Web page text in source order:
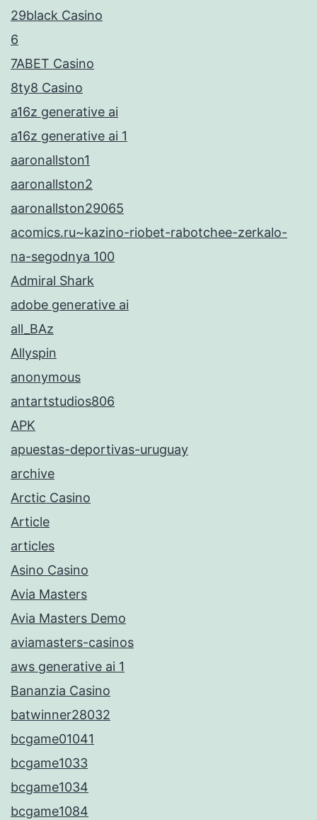
29black Casino
6
7ABET Casino
8ty8 Casino
a16z generative ai
a16z generative ai 1
aaronallston1
aaronallston2
aaronallston29065
acomics.ru~kazino-riobet-rabotchee-zerkalo-
na-segodnya 100
Admiral Shark
adobe generative ai
all_BAz
Allyspin
anonymous
antartstudios806
APK
apuestas-deportivas-uruguay
archive
Arctic Casino
Article
articles
Asino Casino
Avia Masters
Avia Masters Demo
aviamasters-casinos
aws generative ai 1
Bananzia Casino
batwinner28032
bcgame01041
bcgame1033
bcgame1034
bcgame1084